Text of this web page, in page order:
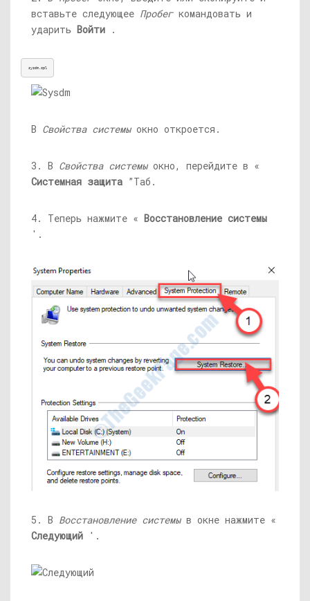
вставьте следующее Пробегкомандовать и
ударить Войти .
sysdm.cpl
В Свойства системыокно откроется.
3. В Свойства системыокно, перейдите в «
Системная защита ”Таб.
4. Теперь нажмите « Восстановление системы
'.
5. В Восстановление системыв окне нажмите «
Следующий '.